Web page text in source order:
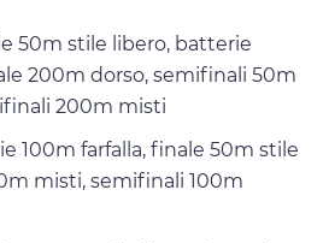
50m stile libero, batterie
200m dorso, semifinali 50m
200m misti
100m farfalla, finale 50m stile
misti, semifinali 100m